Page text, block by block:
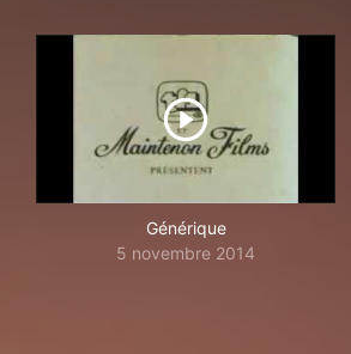
Générique
5 novembre 2014